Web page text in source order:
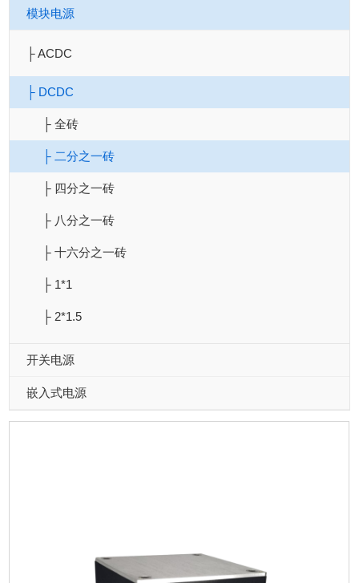
模块电源
├ ACDC
├ DCDC
├ 全砖
├ 二分之一砖
├ 四分之一砖
├ 八分之一砖
├ 十六分之一砖
├ 1*1
├ 2*1.5
开关电源
嵌入式电源